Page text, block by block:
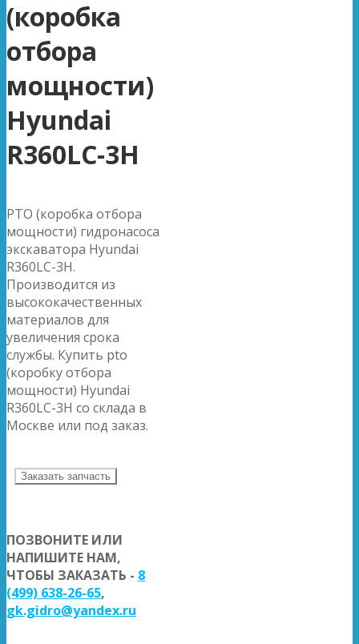
(коробка
отбора
мощности)
Hyundai
R360LC-3H
PTO (коробка отбора
мощности) гидронасоса
экскаватора Hyundai
R360LC-3H.
Производится из
высококачественных
материалов для
увеличения срока
службы. Купить pto
(коробку отбора
мощности) Hyundai
R360LC-3H со склада в
Москве или под заказ.
Заказать запчасть
ПОЗВОНИТЕ ИЛИ
НАПИШИТЕ НАМ,
ЧТОБЫ ЗАКАЗАТЬ - 8
(499) 638-26-65,
gk.gidro@yandex.ru